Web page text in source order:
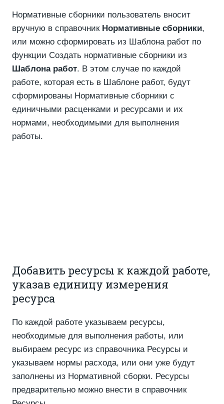
Нормативные сборники пользователь вносит
вручную в справочник Нормативные сборники,
или можно сформировать из Шаблона работ по
функции Создать нормативные сборники из
Шаблона работ. В этом случае по каждой
работе, которая есть в Шаблоне работ, будут
сформированы Нормативные сборники с
единичными расценками и ресурсами и их
нормами, необходимыми для выполнения
работы.
Добавить ресурсы к каждой работе,
указав единицу измерения
ресурса
По каждой работе указываем ресурсы,
необходимые для выполнения работы, или
выбираем ресурс из справочника Ресурсы и
указываем нормы расхода, или они уже будут
заполнены из Нормативной сборки. Ресурсы
предварительно можно внести в справочник